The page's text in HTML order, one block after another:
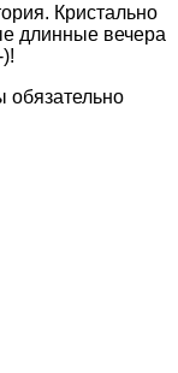
Кристально
длинные вечера
обязательно